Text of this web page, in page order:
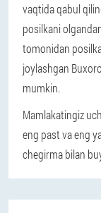
vaqtida qabul
posilkani
tomonidan
joylashgan
mumkin.
Mamlakatingiz
eng past va eng
chegirma bilan